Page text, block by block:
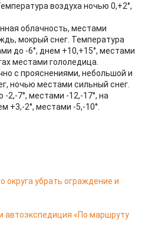
воздуха ночью 0,+2°,
облачность, местами
мокрый снег. Температура
до -6°, днем +10,+15°, местами
местами гололедица.
с прояснениями, небольшой и
ночью местами сильный снег.
2,-7°, местами -12,-17°, на
+3,-2°, местами -5,-10°.​
округа убрать ограждение и
автоэкспедиция «По маршруту